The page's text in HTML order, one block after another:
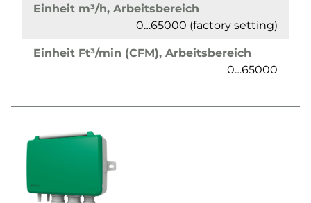
Einheit m³/h, Arbeitsbereich
0…65000 (factory setting)
Einheit Ft³/min (CFM), Arbeitsbereich
0…65000